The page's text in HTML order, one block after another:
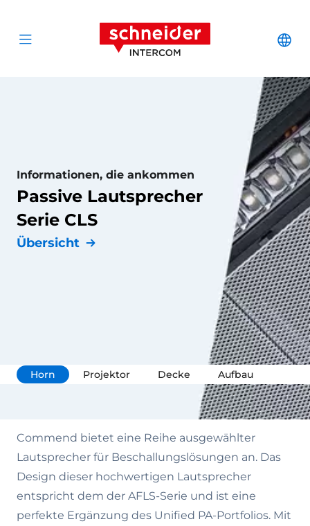
Open menu
Schneider
Informationen, die ankommen
Passive Lautsprecher
Serie CLS
Übersicht
Horn Projektor Decke Aufbau
Commend bietet eine Reihe ausgewählter
Lautsprecher für Beschallungslösungen an. Das
Design dieser hochwertigen Lautsprecher
entspricht dem der AFLS-Serie und ist eine
perfekte Ergänzung des Unified PA-Portfolios. Mit